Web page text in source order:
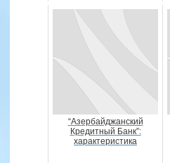
“Азербайджанский
Кредитный Банк”:
характеристика